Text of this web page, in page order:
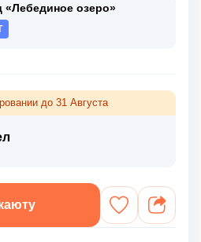
«Лебединое озеро»
до 31 Августа